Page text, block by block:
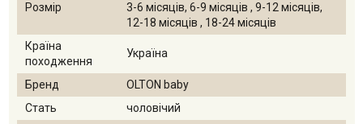
Розмір
3-6 місяців, 6-9 місяців , 9-12 місяців,
12-18 місяців , 18-24 місяців
Країна
походження
Україна
Бренд
OLTON baby
Стать
чоловічий